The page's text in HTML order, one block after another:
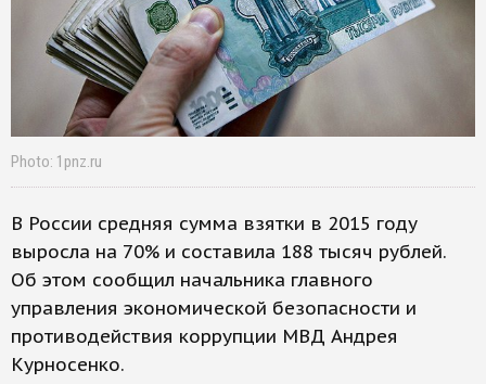
Photo: 1pnz.ru
В России средняя сумма взятки в 2015 году
выросла на 70% и составила 188 тысяч рублей.
Об этом сообщил начальника главного
управления экономической безопасности и
противодействия коррупции МВД Андрея
Курносенко.